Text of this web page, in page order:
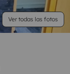
Ver todas las fotos